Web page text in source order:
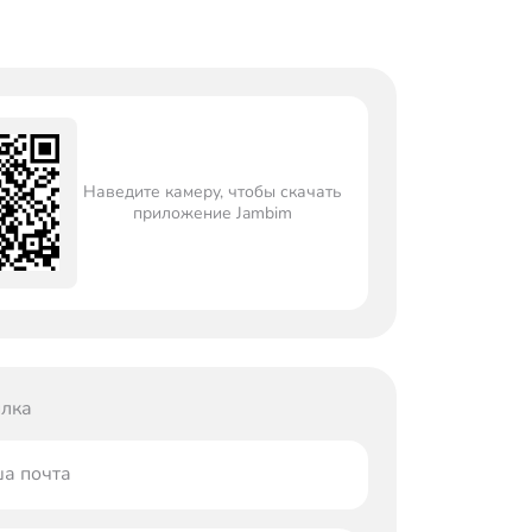
Наведите камеру, чтобы скачать
приложение Jambim
почта